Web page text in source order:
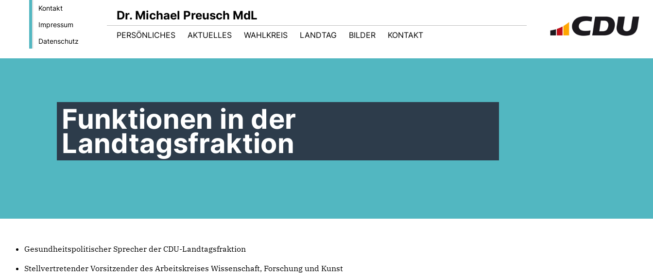
Kontakt
Impressum
Datenschutz
Dr. Michael Preusch MdL
PERSÖNLICHES AKTUELLES WAHLKREIS LANDTAG BILDER KONTAKT
Funktionen in der
Landtagsfraktion
Gesundheitspolitischer Sprecher der CDU-Landtagsfraktion
Stellvertretender Vorsitzender des Arbeitskreises Wissenschaft, Forschung und Kunst